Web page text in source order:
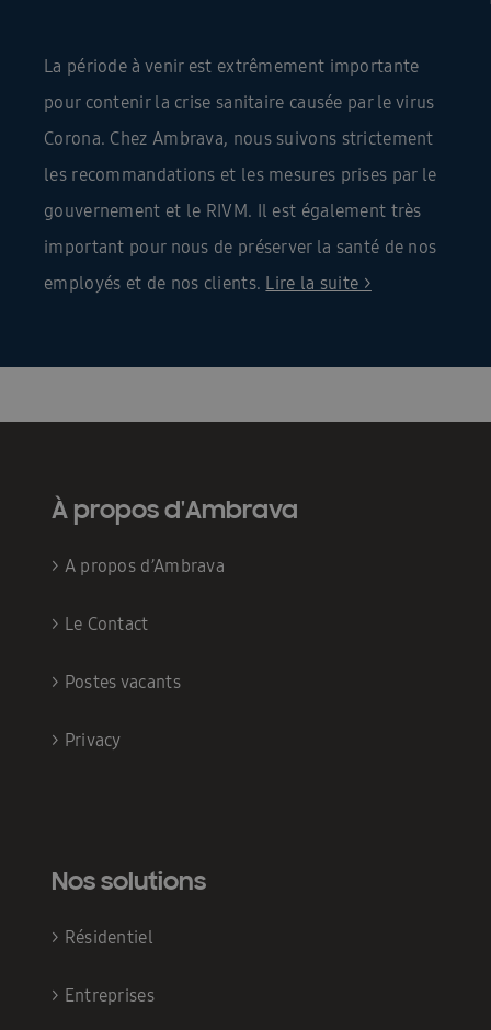
La période à venir est extrêmement importante
pour contenir la crise sanitaire causée par le virus
Corona. Chez Ambrava, nous suivons strictement
les recommandations et les mesures prises par le
gouvernement et le RIVM. Il est également très
important pour nous de préserver la santé de nos
employés et de nos clients. Lire la suite >
À propos d'Ambrava
> A propos d’Ambrava
> Le Contact
> Postes vacants
> Privacy
Nos solutions
> Résidentiel
> Entreprises